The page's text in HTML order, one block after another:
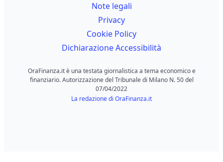
Note legali
Privacy
Cookie Policy
Dichiarazione Accessibilità
OraFinanza.it è una testata giornalistica a tema economico e
finanziario. Autorizzazione del Tribunale di Milano N. 50 del
07/04/2022
La redazione di OraFinanza.it